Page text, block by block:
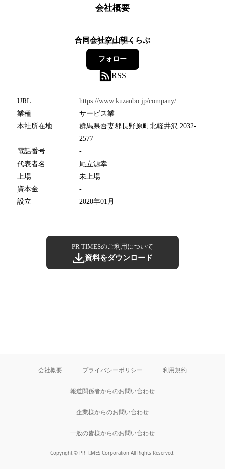
会社概要
合同会社空山望くらぶ
2フォロワー
フォロー
RSS
URL
https://www.kuzanbo.jp/company/
業種
サービス業
本社所在地
群馬県吾妻郡長野原町北軽井沢 2032-
2577
電話番号
-
代表者名
尾立源幸
上場
未上場
資本金
-
設立
2020年01月
PR TIMESのご利用について
資料をダウンロード
会社概要 プライバシーポリシー 利用規約
報道関係者からのお問い合わせ
企業様からのお問い合わせ
一般の皆様からのお問い合わせ
Copyright © PR TIMES Corporation All Rights Reserved.